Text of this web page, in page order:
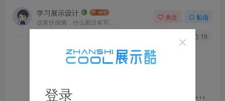
学习展示设计
这家伙很懒，什么都没有写...
关注 私信
16
登录